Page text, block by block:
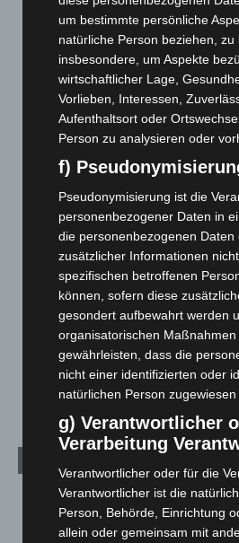
8. August 2026
Niedersachsen: Feuerwehrkräfte
Waldbrandeinsatz aus Spanien
Hannover: Erste Tigermücken-
entdeckt
7. August 2026
Brand im „Haus der Begegnung“ in
eingedämmt
6. August 2026
Region Hannover: 21 neue
Roten Kreuz
5. August 2026
Mann läuft mit Hockeyschläger
Zeugen
5. August 2026
Blaulicht
Corona-News
um bestimmte persönliche
natürliche Person beziehen, zu
insbesondere, um Aspekte
wirtschaftlicher Lage,
Vorlieben, Interessen,
Aufenthaltsort oder
Person zu analysieren oder
f)
Pseudonymisierung ist die
personenbezogener Daten in
die personenbezogenen Daten
zusätzlicher Informationen
spezifischen betroffenen
können, sofern diese
gesondert aufbewahrt werden
organisatorischen
gewährleisten, dass die
nicht einer identifizierten oder
natürlichen Person zugewiesen
g) Verantwortlicher
Verarbeitung
Verantwortlicher oder für die
Verantwortlicher ist die
Person, Behörde, Einrichtung
allein oder gemeinsam mit